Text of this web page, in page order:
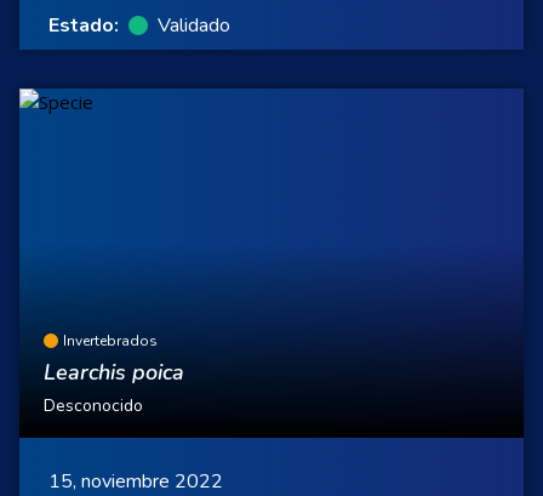
Estado:
Validado
Invertebrados
Learchis poica
Desconocido
15, noviembre 2022